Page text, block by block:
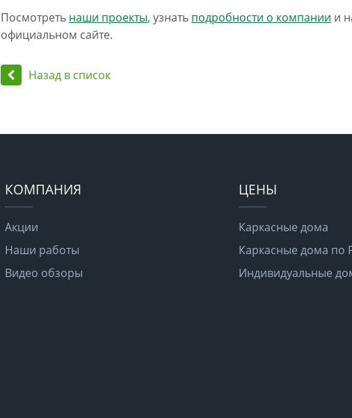
Посмотреть наши проекты, узнать подробности о компании и
официальном сайте.
Назад в список
КОМПАНИЯ
Акции
Наши работы
Видео обзоры
ЦЕНЫ
Каркасные дома
Каркасные дома по
Индивидуальные